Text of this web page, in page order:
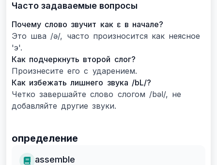
Часто задаваемые вопросы
Почему слово звучит как ɛ в начале?
Это шва /ə/, часто произносится как неясное
'э'.
Как подчеркнуть второй слог?
Произнесите его с ударением.
Как избежать лишнего звука /bL/?
Четко завершайте слово слогом /bəl/, не
добавляйте другие звуки.
определение
assemble